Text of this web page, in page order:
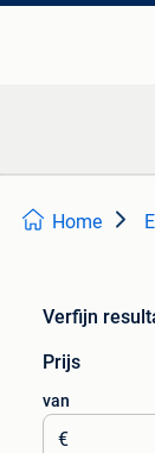
Home
Verfijn
Prijs
van
€